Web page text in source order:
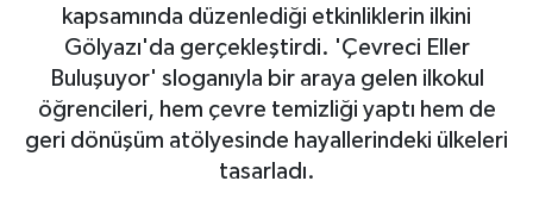
kapsamında düzenlediği etkinliklerin ilkini
Gölyazı'da gerçekleştirdi. 'Çevreci Eller
Buluşuyor' sloganıyla bir araya gelen ilkokul
öğrencileri, hem çevre temizliği yaptı hem de
geri dönüşüm atölyesinde hayallerindeki ülkeleri
tasarladı.
SİYASET
YAŞAM
SPOR
Son Dakika Haberleri
Haber Arşivi